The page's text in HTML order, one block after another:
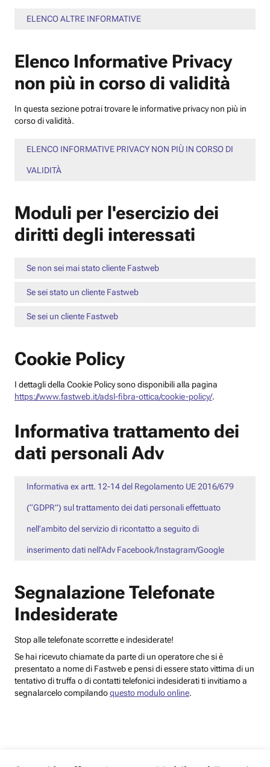
ELENCO ALTRE INFORMATIVE
Elenco Informative Privacy
non più in corso di validità
In questa sezione potrai trovare le informative privacy non più in
corso di validità.
ELENCO INFORMATIVE PRIVACY NON PIÙ IN CORSO DI
VALIDITÀ
Moduli per l'esercizio dei
diritti degli interessati
Se non sei mai stato cliente Fastweb
Se sei stato un cliente Fastweb
Se sei un cliente Fastweb
Cookie Policy
I dettagli della Cookie Policy sono disponibili alla pagina
https://www.fastweb.it/adsl-fibra-ottica/cookie-policy/.
Informativa trattamento dei
dati personali Adv
Informativa ex artt. 12-14 del Regolamento UE 2016/679
(“GDPR”) sul trattamento dei dati personali effettuato
nell’ambito del servizio di ricontatto a seguito di
inserimento dati nell’Adv Facebook/Instagram/Google
Segnalazione Telefonate
Indesiderate
Stop alle telefonate scorrette e indesiderate!
Se hai ricevuto chiamate da parte di un operatore che si è
presentato a nome di Fastweb e pensi di essere stato vittima di un
tentativo di truffa o di contatti telefonici indesiderati ti invitiamo a
segnalarcelo compilandoquesto modulo online.